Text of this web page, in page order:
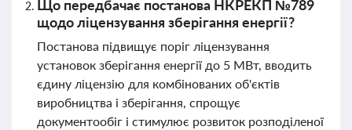
Що передбачає постанова НКРЕКП №789
щодо ліцензування зберігання енергії?
Постанова підвищує поріг ліцензування
установок зберігання енергії до 5 МВт, вводить
єдину ліцензію для комбінованих об'єктів
виробництва і зберігання, спрощує
документообіг і стимулює розвиток розподіленої